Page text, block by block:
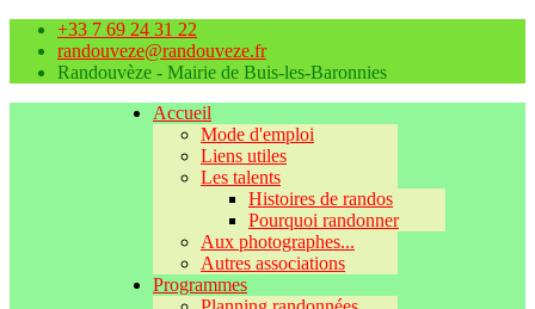
+33 7 69 24 31 22
randouveze@randouveze.fr
Randouvèze - Mairie de Buis-les-Baronnies
Accueil
Mode d'emploi
Liens utiles
Les talents
Histoires de randos
Pourquoi randonner
Aux photographes...
Autres associations
Programmes